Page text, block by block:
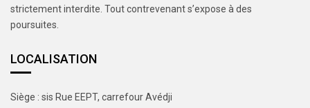
strictement interdite. Tout contrevenant s’expose à des
poursuites.
LOCALISATION
Siège : sis Rue EEPT, carrefour Avédji